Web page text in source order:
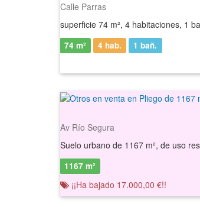
Calle Parras
superficie 74 m², 4 habitaciones, 1
74 m² 4 hab. 1 bañ.
Av Río Segura
1167 m²
¡¡Ha bajado 17.000,00 €!!